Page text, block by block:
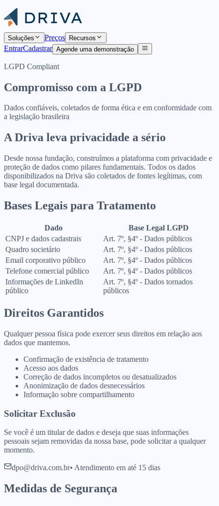
Soluções Preços Recursos
EntrarCadastrar Agende uma demonstração
LGPD Compliant
Compromisso com a LGPD
Dados confiáveis, coletados de forma ética e em conformidade com
a legislação brasileira
A Driva leva privacidade a sério
Desde nossa fundação, construímos a plataforma com privacidade e
proteção de dados como pilares fundamentais. Todos os dados
disponibilizados na Driva são coletados de fontes legítimas, com
base legal documentada.
Bases Legais para Tratamento
Dado
Base Legal LGPD
CNPJ e dados cadastrais
Art. 7º, §4º - Dados públicos
Quadro societário
Art. 7º, §4º - Dados públicos
Email corporativo público
Art. 7º, §4º - Dados públicos
Telefone comercial público
Art. 7º, §4º - Dados públicos
Informações de LinkedIn
público
Art. 7º, §4º - Dados tornados
públicos
Direitos Garantidos
Qualquer pessoa física pode exercer seus direitos em relação aos
dados que mantemos.
Confirmação de existência de tratamento
Acesso aos dados
Correção de dados incompletos ou desatualizados
Anonimização de dados desnecessários
Informação sobre compartilhamento
Solicitar Exclusão
Se você é um titular de dados e deseja que suas informações
pessoais sejam removidas da nossa base, pode solicitar a qualquer
momento.
dpo@driva.com.br• Atendimento em até 15 dias
Medidas de Segurança